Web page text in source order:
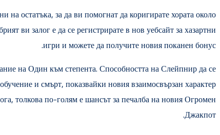
остатъка, за да ви помогнат да коригирате хората около
ви залог е да се регистрирате в нов уебсайт за хазартни
игри и можете да получите новия поканен бонус.
на Один към степента. Способността на Слейпнир да се
и смърт, показвайки новия взаимосвързан характер
толкова по-голям е шансът за печалба на новия Огромен
Джакпот.